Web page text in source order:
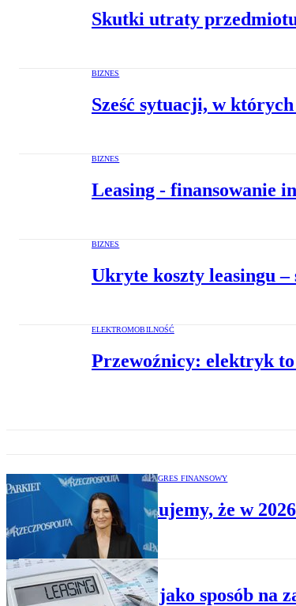
Skutki utraty
BIZNES
Sześć sytuacji, w
BIZNES
Leasing - finansowanie
BIZNES
Ukryte koszty leasingu –
ELEKTROMOBILNOŚĆ
Przewoźnicy: elektryk
EUROPEJSKI KONGRES FINANSOWY
Przewidujemy, że w
BIZNES
Leasing jako sposób na